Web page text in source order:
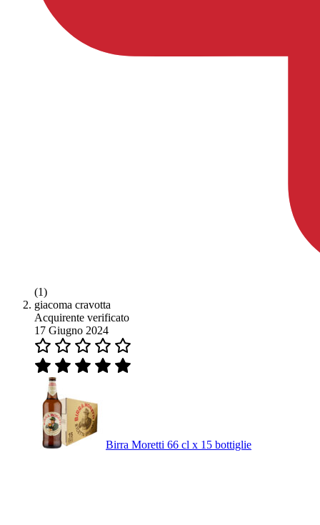
(1)
giacoma cravotta
Acquirente verificato
17 Giugno 2024
Birra Moretti 66 cl x 15 bottiglie